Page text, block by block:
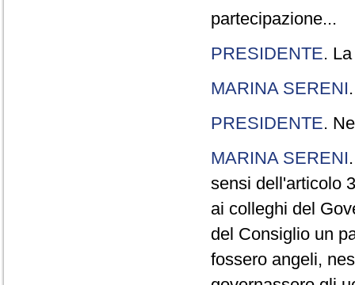
partecipazione...
PRESIDENTE.
MARINA SERENI
PRESIDENTE.
MARINA SERENI
sensi dell'articolo
ai colleghi del
del Consiglio un
fossero angeli,